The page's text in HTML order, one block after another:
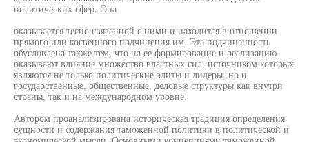
политических сфер. Она
оказывается тесно связанной с ними и находится в отношении
прямого или косвенного подчинения им. Эта подчиненность
обусловлена также тем, что на ее формирование и реализацию
оказывают влияние множество властных сил, источником которых
являются не только политические элиты и лидеры, но и
государственные, общественные, деловые структуры как внутри
страны, так и на международном уровне.
Автором проанализирована историческая традиция определения
сущности и содержания таможенной политики в политической и